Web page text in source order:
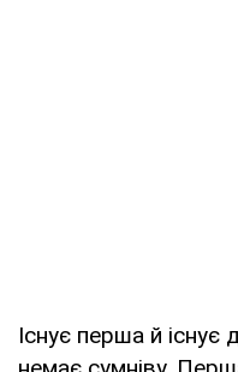
Існує перша й